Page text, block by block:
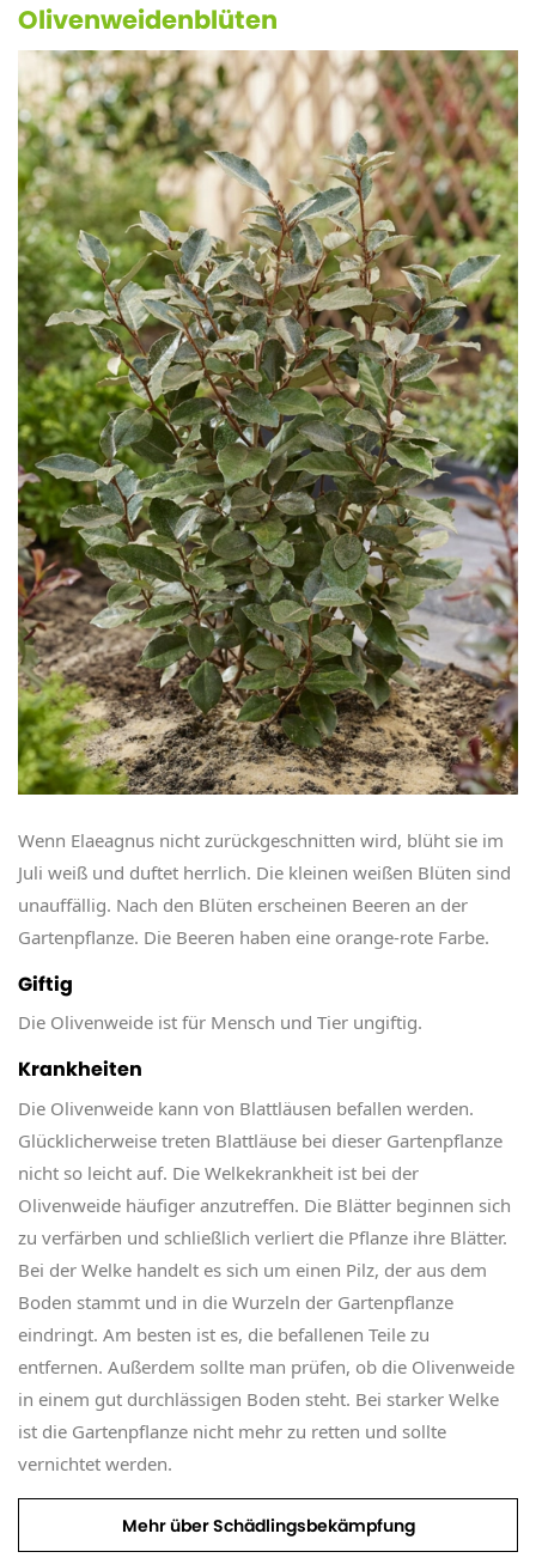
Olivenweidenblüten
Wenn Elaeagnus nicht zurückgeschnitten wird, blüht sie im
Juli weiß und duftet herrlich. Die kleinen weißen Blüten sind
unauffällig. Nach den Blüten erscheinen Beeren an der
Gartenpflanze. Die Beeren haben eine orange-rote Farbe.
Giftig
Die Olivenweide ist für Mensch und Tier ungiftig.
Krankheiten
Die Olivenweide kann von Blattläusen befallen werden.
Glücklicherweise treten Blattläuse bei dieser Gartenpflanze
nicht so leicht auf. Die Welkekrankheit ist bei der
Olivenweide häufiger anzutreffen. Die Blätter beginnen sich
zu verfärben und schließlich verliert die Pflanze ihre Blätter.
Bei der Welke handelt es sich um einen Pilz, der aus dem
Boden stammt und in die Wurzeln der Gartenpflanze
eindringt. Am besten ist es, die befallenen Teile zu
entfernen. Außerdem sollte man prüfen, ob die Olivenweide
in einem gut durchlässigen Boden steht. Bei starker Welke
ist die Gartenpflanze nicht mehr zu retten und sollte
vernichtet werden.
Mehr über Schädlingsbekämpfung